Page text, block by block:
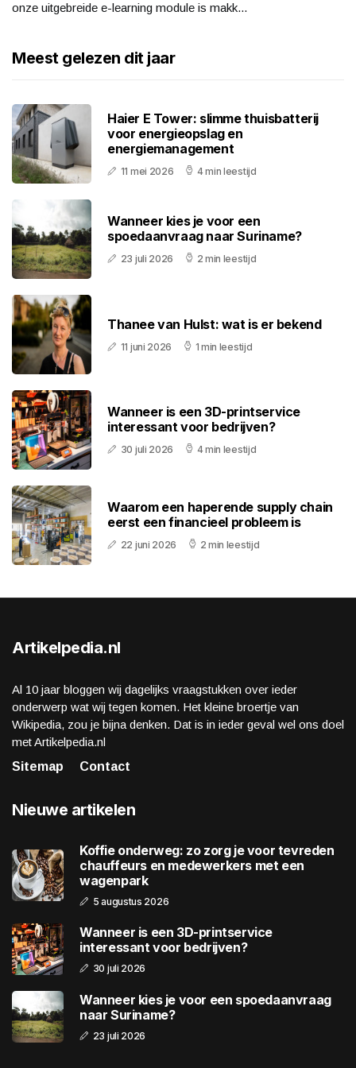
onze uitgebreide e-learning module is makk...
Meest gelezen dit jaar
Haier E Tower: slimme thuisbatterij
voor energieopslag en
energiemanagement
11 mei 2026 4 min leestijd
Wanneer kies je voor een
spoedaanvraag naar Suriname?
23 juli 2026 2 min leestijd
Thanee van Hulst: wat is er bekend
11 juni 2026 1 min leestijd
Wanneer is een 3D-printservice
interessant voor bedrijven?
30 juli 2026 4 min leestijd
Waarom een haperende supply chain
eerst een financieel probleem is
22 juni 2026 2 min leestijd
Artikelpedia.nl
Al 10 jaar bloggen wij dagelijks vraagstukken over ieder
onderwerp wat wij tegen komen. Het kleine broertje van
Wikipedia, zou je bijna denken. Dat is in ieder geval wel ons doel
met Artikelpedia.nl
Sitemap
Contact
Nieuwe artikelen
Koffie onderweg: zo zorg je voor tevreden
chauffeurs en medewerkers met een
wagenpark
5 augustus 2026
Wanneer is een 3D-printservice
interessant voor bedrijven?
30 juli 2026
Wanneer kies je voor een spoedaanvraag
naar Suriname?
23 juli 2026